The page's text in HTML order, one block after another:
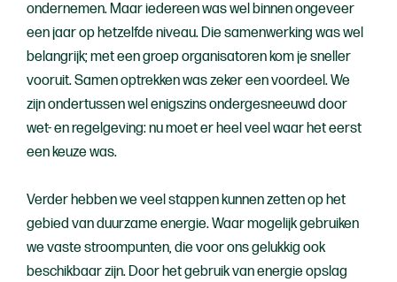
ondernemen. Maar iedereen was wel binnen ongeveer
een jaar op hetzelfde niveau. Die samenwerking was wel
belangrijk; met een groep organisatoren kom je sneller
vooruit. Samen optrekken was zeker een voordeel. We
zijn ondertussen wel enigszins ondergesneeuwd door
wet- en regelgeving: nu moet er heel veel waar het eerst
een keuze was.
Verder hebben we veel stappen kunnen zetten op het
gebied van duurzame energie. Waar mogelijk gebruiken
we vaste stroompunten, die voor ons gelukkig ook
beschikbaar zijn. Door het gebruik van energie opslag